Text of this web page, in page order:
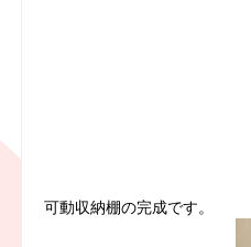
可動収納棚の完成です。